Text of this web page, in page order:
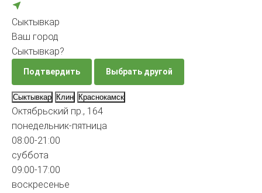
Сыктывкар
Ваш город
Сыктывкар?
Подтвердить Выбрать другой
Сыктывкар Клин Краснокамск
Октябрьский пр., 164
понедельник-пятница
08:00-21:00
суббота
09:00-17:00
воскресенье